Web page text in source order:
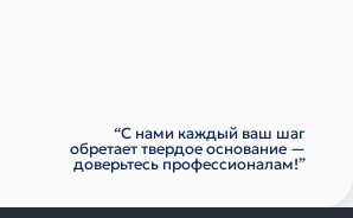
“С нами каждый ваш шаг
обретает твердое основание —
доверьтесь профессионалам!”